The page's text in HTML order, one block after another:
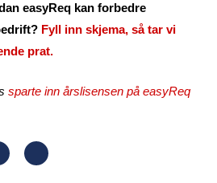
easyReq kan forbedre
Fyll inn skjema, så tar vi
prat.
sparte inn årslisensen på easyReq